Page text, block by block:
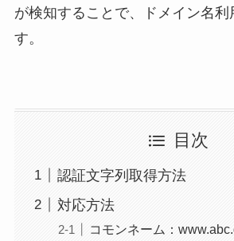
が検知することで、ドメイン名利
す。
目次
認証文字列取得方法
対応方法
コモンネーム：